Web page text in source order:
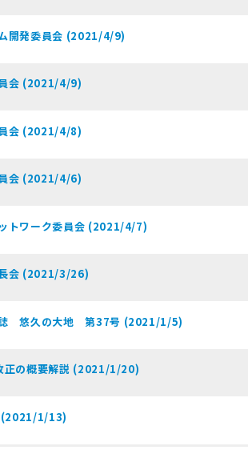
開発委員会 (2021/4/9)
会 (2021/4/9)
会 (2021/4/8)
会 (2021/4/6)
トワーク委員会 (2021/4/7)
会 (2021/3/26)
悠久の大地 第37号 (2021/1/5)
正の概要解説 (2021/1/20)
1/13)